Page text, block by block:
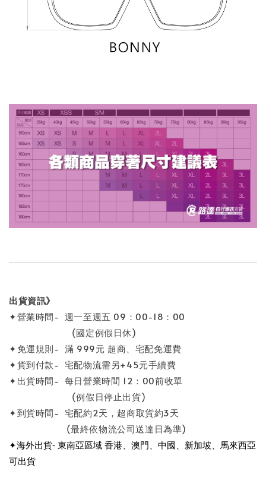
出貨資訊》
✦營業時間- 週一至週五 09：00-18：00
(國定例假日休)
✦免運規則- 滿 999元 超商、宅配免運費
✦貨到付款- 宅配物流需另+45元手續費
✦出貨時間- 每日營業時間 12：00前收單
(例假日停止出貨)
✦到貨時間- 宅配約2天，超商取貨約3天
(最終依物流公司送達日為準)
✦海外出貨- 東南亞區域 香港、澳門、中國、新加坡、馬來西亞
可出貨